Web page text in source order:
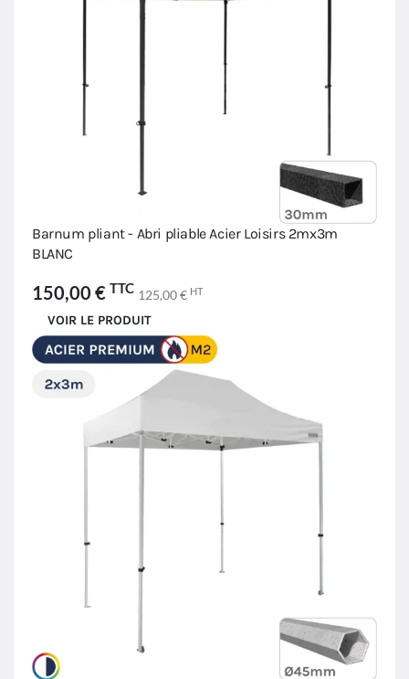
Barnum pliant - Abri pliable Acier Loisirs 2mx3m
BLANC
150,00 € TTC 125,00 € HT
VOIR LE PRODUIT